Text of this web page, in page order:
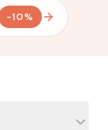
-10%